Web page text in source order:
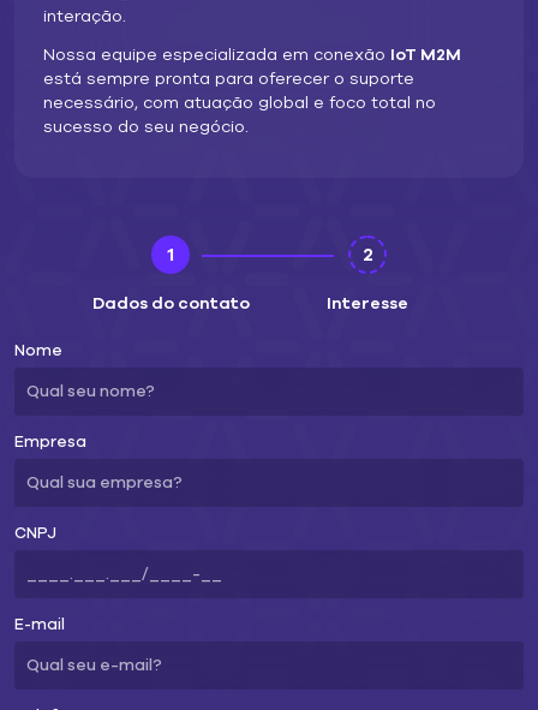
interação.
Nossa equipe especializada em conexão IoT M2M
está sempre pronta para oferecer o suporte
necessário, com atuação global e foco total no
sucesso do seu negócio.
1
Dados do contato
2
Interesse
Nome
Empresa
CNPJ
E-mail